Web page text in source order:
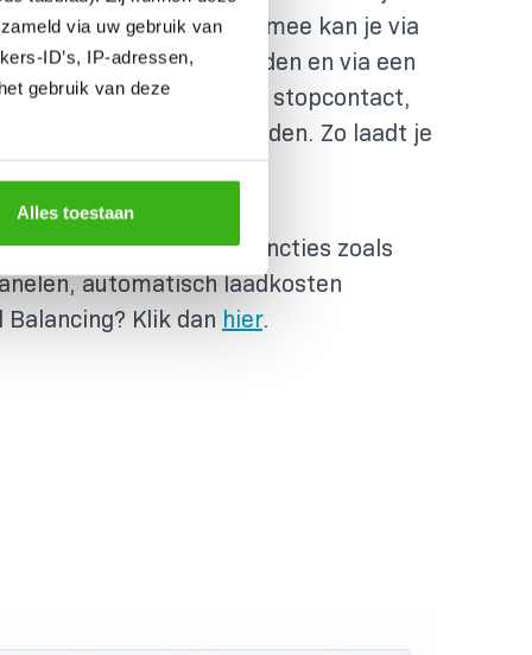
via uw gebruik van
ID’s, IP-adressen,
gebruik van deze
Alles toestaan
lader te gaan. Hiermee kan je via
vaak tot 2,9 kW laden en via een
wel een krachtstroom stopcontact,
zelfs tot 22 kW laden. Zo laadt je
vanwege slimme functies zoals
automatisch laadkosten
Klik dan hier.